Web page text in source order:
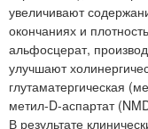
увеличивают
окончаниях и
альфосцерат,
улучшают
глутаматергическая
метил-D-аспартат
В результате